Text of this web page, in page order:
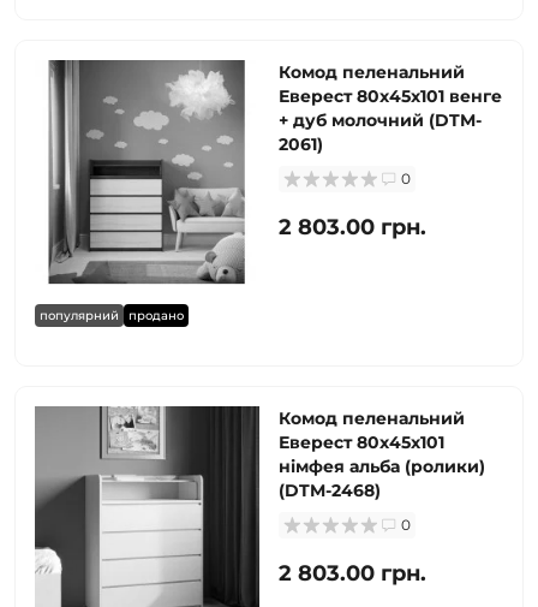
популярний продано
Комод пеленальний
Еверест 80х45х101 венге
+ дуб молочний (DTM-
2061)
0
2 803.00 грн.
Комод пеленальний
Еверест 80х45х101
німфея альба (ролики)
(DTM-2468)
0
2 803.00 грн.